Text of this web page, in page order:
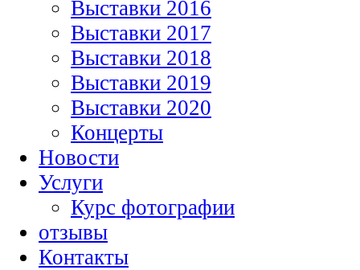
Выставки 2016
Выставки 2017
Выставки 2018
Выставки 2019
Выставки 2020
Концерты
Новости
Услуги
Курс фотографии
отзывы
Контакты